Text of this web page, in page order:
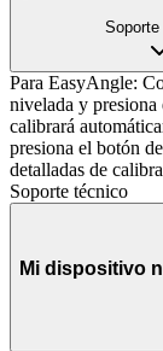
Para EasyAngle:
nivelada y
calibrará
presiona el botón
detalladas de
Soporte técnico
Mi dispositivo